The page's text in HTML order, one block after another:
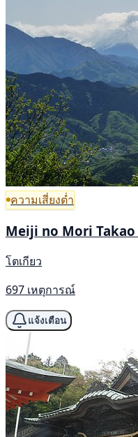
ความเสี่ยงต่ำ
Meiji no Mori
โตเกียว
697 เหตุการณ์
แจ้งเตือน